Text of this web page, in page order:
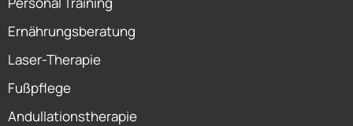
Ernährungsberatung
Laser-Therapie
Fußpflege
Andullationstherapie